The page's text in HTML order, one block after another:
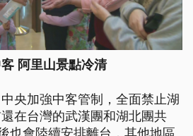
阿里山景點冷清
央加強中客管制，全面禁止湖
在台灣的武漢團和湖北團共